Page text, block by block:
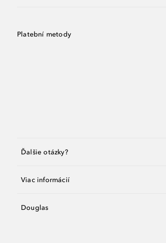
Platební metody
Ďalšie otázky?
Viac informácií
Douglas